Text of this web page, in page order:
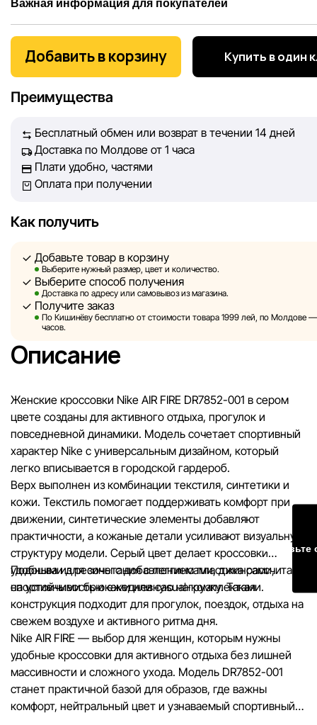
Важная информация для покупателей
Мы, команда сети магазинов Sportlandia, ценим доверие
покупателей. Каждый день мы работаем над тем, чтобы
информация о товарах и услугах, представленная на
обеспечить вас достоверной информацией, чтобы вы
Однако, несмотря на постоянный контроль, Sportlandia
гарантировать абсолютную точность всех данных,
сайте, ввиду возможных технических ошибок или сбоев.
сторонних ресурсах, ссылки на которые могут быть
Sportlandia оставляет за собой право в одностороннем
без предварительного уведомления вносить изменения в
характеристики и потребительские свойства товаров.
Изображения, представленные на сайте, являются
Общая информация о товарах предоставляется в
Цены на товары, а также условия предоставления скидок,
подарков, рассрочки и кредитования могут быть
компанией Sportlandia в одностороннем порядке и без
предварительного уведомления.
Наша команда регулярно проверяет и обновляет
сайте, чтобы своевременно выявлять и исправлять
ошибки в кратчайшие разумные сроки.
Добавить в корзину Купить в один
Преимущества
Бесплатный обмен или возврат в течении 14 дней
Доставка по Молдове от 1 часа
Плати удобно, частями
Оплата при получении
Как получить
Добавьте товар в корзину
Выберите нужный размер, цвет и количество.
Выберите способ получения
Доставка по адресу или самовывоз из магазина.
Получите заказ
По Кишинёву бесплатно от стоимости товара 1999 лей, по Молдове —
часов.
Описание
Женские кроссовки Nike AIR FIRE DR7852-001 в сером
цвете созданы для активного отдыха, прогулок и
повседневной динамики. Модель сочетает спортивный
характер Nike с универсальным дизайном, который
легко вписывается в городской гардероб.
Верх выполнен из комбинации текстиля, синтетики и
кожи. Текстиль помогает поддерживать комфорт при
движении, синтетические элементы добавляют
практичности, а кожаные детали усиливают визуальную
структуру модели. Серый цвет делает кроссовки
удобными для сочетания с леггинсами, джинсами,
спортивными брюками или casual-комплектами.
Подошва из резины с добавлением пластика рассчитана
на устойчивость и ежедневную нагрузку. Такая
конструкция подходит для прогулок, поездок, отдыха на
свежем воздухе и активного ритма дня.
Nike AIR FIRE — выбор для женщин, которым нужны
удобные кроссовки для активного отдыха без лишней
массивности и сложного ухода. Модель DR7852-001
станет практичной базой для образов, где важны
комфорт, нейтральный цвет и узнаваемый спортивный
Оставьте